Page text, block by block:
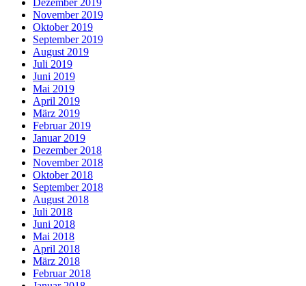
November 2019
Oktober 2019
September 2019
August 2019
Juli 2019
Juni 2019
Mai 2019
April 2019
März 2019
Februar 2019
Januar 2019
Dezember 2018
November 2018
Oktober 2018
September 2018
August 2018
Juli 2018
Juni 2018
Mai 2018
April 2018
März 2018
Februar 2018